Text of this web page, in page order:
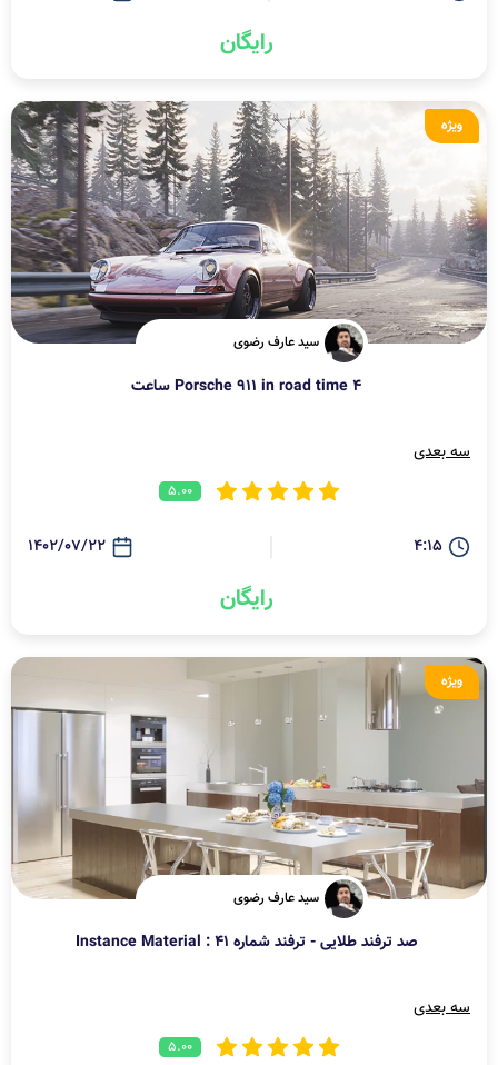
رایگان
ویژه
سید عارف رضوی
Porsche 911 in road time 4 ساعت
سه بعدی
5.00
4:15
1402/07/22
رایگان
ویژه
سید عارف رضوی
صد ترفند طلایی - ترفند شماره 41 : Instance Material
سه بعدی
5.00